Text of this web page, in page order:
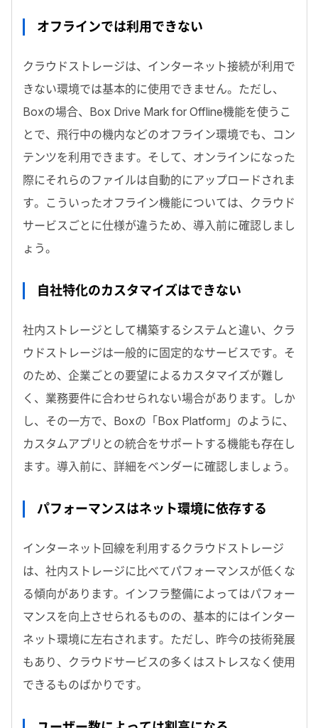
オフラインでは利用できない
クラウドストレージは、インターネット接続が利用で
きない環境では基本的に使用できません。ただし、
Boxの場合、Box Drive Mark for Offline機能を使うこ
とで、飛行中の機内などのオフライン環境でも、コン
テンツを利用できます。そして、オンラインになった
際にそれらのファイルは自動的にアップロードされま
す。こういったオフライン機能については、クラウド
サービスごとに仕様が違うため、導入前に確認しまし
ょう。
自社特化のカスタマイズはできない
社内ストレージとして構築するシステムと違い、クラ
ウドストレージは一般的に固定的なサービスです。そ
のため、企業ごとの要望によるカスタマイズが難し
く、業務要件に合わせられない場合があります。しか
し、その一方で、Boxの「Box Platform」のように、
カスタムアプリとの統合をサポートする機能も存在し
ます。導入前に、詳細をベンダーに確認しましょう。
パフォーマンスはネット環境に依存する
インターネット回線を利用するクラウドストレージ
は、社内ストレージに比べてパフォーマンスが低くな
る傾向があります。インフラ整備によってはパフォー
マンスを向上させられるものの、基本的にはインター
ネット環境に左右されます。ただし、昨今の技術発展
もあり、クラウドサービスの多くはストレスなく使用
できるものばかりです。